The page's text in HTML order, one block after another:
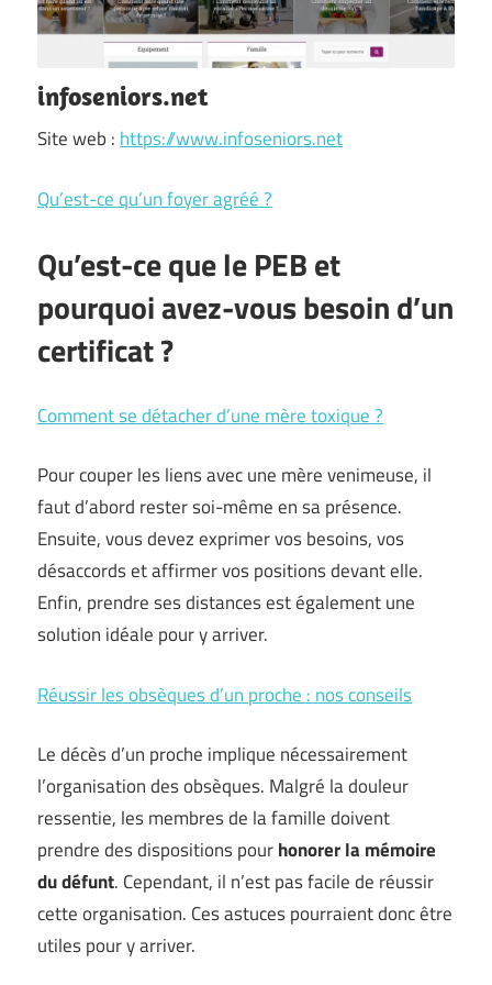
infoseniors.net
Site web :https://www.infoseniors.net
Qu’est-ce qu’un foyer agréé ?
Qu’est-ce que le PEB et
pourquoi avez-vous besoin d’un
certificat ?
Comment se détacher d’une mère toxique ?
Pour couper les liens avec une mère venimeuse, il
faut d’abord rester soi-même en sa présence.
Ensuite, vous devez exprimer vos besoins, vos
désaccords et affirmer vos positions devant elle.
Enfin, prendre ses distances est également une
solution idéale pour y arriver.
Réussir les obsèques d’un proche : nos conseils
Le décès d’un proche implique nécessairement
l’organisation des obsèques. Malgré la douleur
ressentie, les membres de la famille doivent
prendre des dispositions pourhonorer la mémoire
du défunt. Cependant, il n’est pas facile de réussir
cette organisation. Ces astuces pourraient donc être
utiles pour y arriver.